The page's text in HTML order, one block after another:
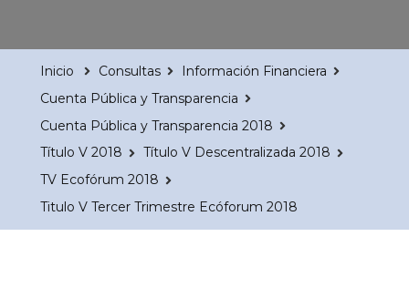
Inicio Consultas
Información Financiera
Cuenta Pública y Transparencia
Cuenta Pública y Transparencia 2018
Título V 2018
Título V Descentralizada 2018
TV Ecofórum 2018
Titulo V Tercer Trimestre Ecóforum 2018